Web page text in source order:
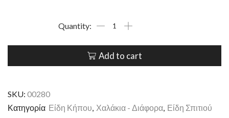
Add to cart
SKU: 00280
Κατηγορία Είδη Κήπου, Χαλάκια - Διάφορα, Είδη Σπιτιού